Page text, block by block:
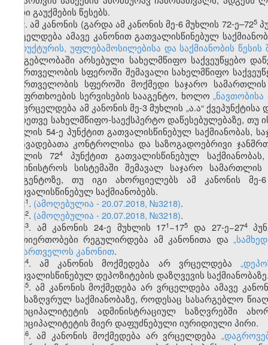
მათი გაუქმების წესებს.
2. ამ კანონის (გარდა ამ კანონის მე-6 მუხლის 72-ე–72​5
ვრცელდება ამავე კანონით გათვალისწინებულ
სტრუქტურის, უფლებამოსილებისა და საქმიანობის
გამგებლობაში არსებული სახელმწიფო საქვეუწყებო
მმართველობის სფეროში შემავალი სახელმწიფო
მმართველობის სფეროში მოქმედი საჯარო
უსაფრთხოების სერვისების სააგენტო, ხოლო
არ ვრცელდება ამ კანონის მე-3 მუხლის „ა.ა“
აგრეთვე სახელმწიფო-საექსპერტო დაწესებულებაზე, თუ
მუხლის 54-ე პუნქტით გათვალისწინებულ
დაავადებათა კონტროლისა და საზოგადოებრივი
მუხლის 72​4
პუნქტით გათვალისწინებულ
სამინისტროს სისტემაში შემავალ საჯარო
სააგენტოზე, თუ იგი ახორციელებს ამ კანონის
გათვალისწინებულ საქმიანობებს.
2​1. (ამოღებულია - 20.07.2018, №3218).
2​2. (ამოღებულია - 20.07.2018, №3218).
2​3. ამ კანონის 24-ე მუხლის 17​1−17​5 და 27-ე−27​4
ურთიერთობები რეგულირდება ამ კანონითა და
საქართველოს კანონით.
2​4. ამ კანონის მოქმედება არ ვრცელდება
გათვალისწინებულ დეპოზიტების დაზღვევის
2​5. ამ კანონის მოქმედება არ ვრცელდება ამავე
განსაზღვრულ საქმიანობაზე, როდესაც სასარგებლო
მუნიციპალიტეტის ადმინისტრაციულ საზღვრებში
მუნიციპალიტეტის მიერ დაფუძნებული იურიდიული პირი.
2​6. ამ კანონის მოქმედება არ ვრცელდება